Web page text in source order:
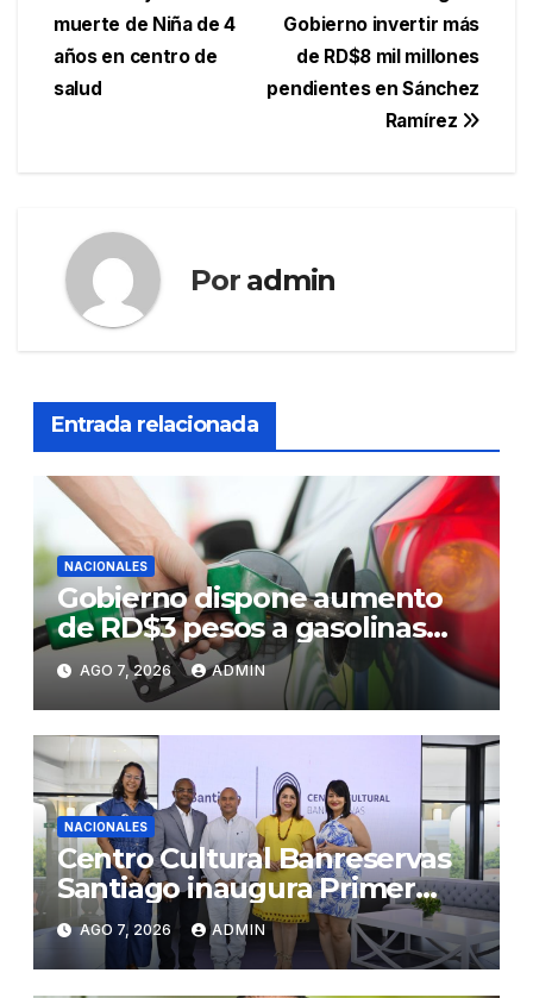
de
entradas
Gobierno invertir más
de RD$8 mil millones
pendientes en Sánchez
Ramírez
muerte de Niña de 4
años en centro de
salud
Por admin
Entrada relacionada
NACIONALES
Gobierno dispone aumento
de RD$3 pesos a gasolinas
premium y regular
AGO 7, 2026 ADMIN
NACIONALES
Centro Cultural Banreservas
Santiago inaugura Primer
Congreso de Artesanos de
Santiago
AGO 7, 2026 ADMIN